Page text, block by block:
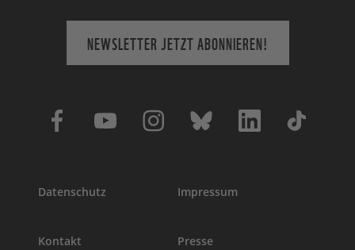
NEWSLETTER JETZT ABONNIEREN!
Datenschutz Impressum
Kontakt Presse